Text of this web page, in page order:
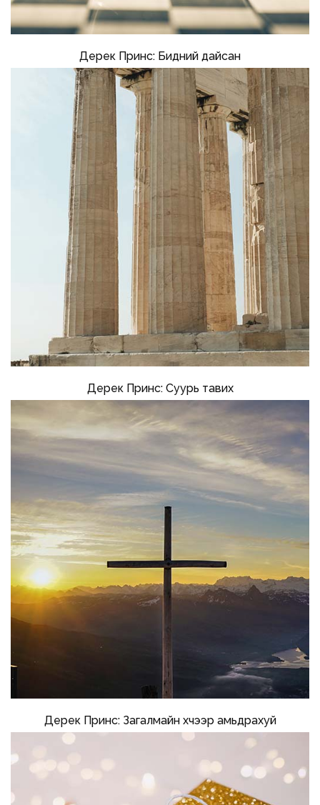
Дерек Принс: Бидний дайсан
Дерек Принс: Суурь тавих
Дерек Принс: Загалмайн хүчээр амьдрахуй